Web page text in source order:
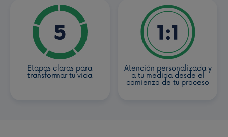
Etapas claras para
transformar tu vida
Atención personalizada y
a tu medida desde el
comienzo de tu proceso